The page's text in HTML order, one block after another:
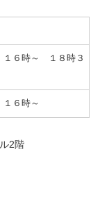
６時～ １８時３
６時～
2階